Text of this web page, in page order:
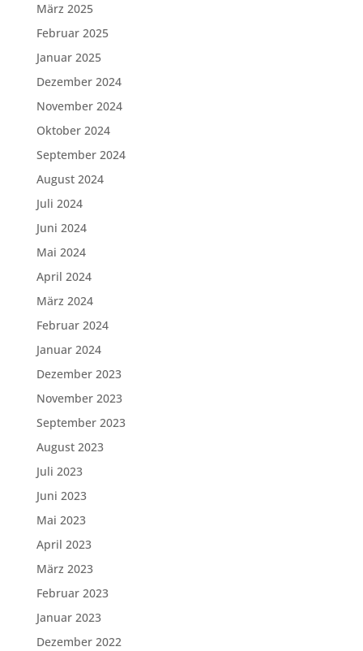
März 2025
Februar 2025
Januar 2025
Dezember 2024
November 2024
Oktober 2024
September 2024
August 2024
Juli 2024
Juni 2024
Mai 2024
April 2024
März 2024
Februar 2024
Januar 2024
Dezember 2023
November 2023
September 2023
August 2023
Juli 2023
Juni 2023
Mai 2023
April 2023
März 2023
Februar 2023
Januar 2023
Dezember 2022